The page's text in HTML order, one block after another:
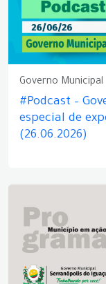
Governo Municipal
#Podcast –
especial de
(26.06.2026)